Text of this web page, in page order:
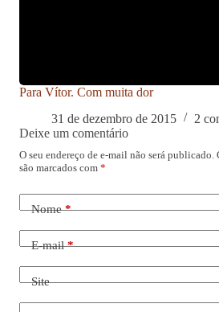
Para Vítor. Com muita dor
31 de dezembro de 2015
2
Deixe um comentário
O seu endereço de e-mail não será publicado.
são marcados com *
Nome*
E-mail*
Site